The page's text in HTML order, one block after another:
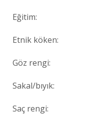
Eğitim:
Etnik köken:
Göz rengi:
Sakal/bıyık:
Saç rengi: